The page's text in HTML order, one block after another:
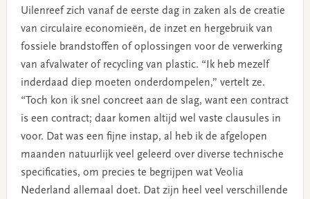
Uilenreef zich vanaf de eerste dag in zaken als de creatie
van circulaire economieën, de inzet en hergebruik van
fossiele brandstoffen of oplossingen voor de verwerking
van afvalwater of recycling van plastic. “Ik heb mezelf
inderdaad diep moeten onderdompelen,” vertelt ze.
“Toch kon ik snel concreet aan de slag, want een contract
is een contract; daar komen altijd wel vaste clausules in
voor. Dat was een fijne instap, al heb ik de afgelopen
maanden natuurlijk veel geleerd over diverse technische
specificaties, om precies te begrijpen wat Veolia
Nederland allemaal doet. Dat zijn heel veel verschillende